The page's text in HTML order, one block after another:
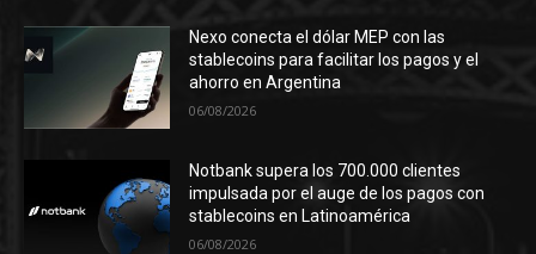
Nexo conecta el dólar MEP con las
stablecoins para facilitar los pagos y el
ahorro en Argentina
06/08/2026
Notbank supera los 700.000 clientes
impulsada por el auge de los pagos con
stablecoins en Latinoamérica
06/08/2026